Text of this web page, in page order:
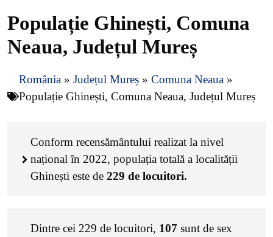
Populație Ghinești, Comuna
Neaua, Județul Mureș
România » Județul Mureș » Comuna Neaua »
Populație Ghinești, Comuna Neaua, Județul Mureș
Conform recensământului realizat la nivel
național în 2022, populația totală a localității
Ghinești este de 229 de locuitori.
Dintre cei 229 de locuitori, 107 sunt de sex